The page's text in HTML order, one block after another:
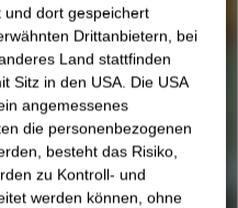
dort gespeichert
Drittanbietern, bei
Land stattfinden
Sitz in den USA. Die USA
angemessenes
die personenbezogenen
besteht das Risiko,
zu Kontroll- und
werden können, ohne